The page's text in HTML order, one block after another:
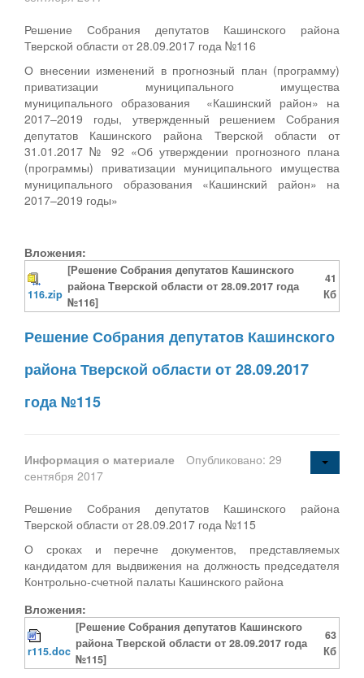
Решение Собрания депутатов Кашинского района
Тверской области от 28.09.2017 года №116
О внесении изменений в прогнозный план (программу)
приватизации муниципального имущества
муниципального образования «Кашинский район» на
2017–2019 годы, утвержденный решением Собрания
депутатов Кашинского района Тверской области от
31.01.2017 № 92 «Об утверждении прогнозного плана
(программы) приватизации муниципального имущества
муниципального образования «Кашинский район» на
2017–2019 годы»
Вложения:
116.zip
[Решение Собрания депутатов Кашинского
района Тверской области от 28.09.2017 года
№116]
41
Кб
Решение Собрания депутатов Кашинского
района Тверской области от 28.09.2017
года №115
Информация о материале
Опубликовано: 29
сентября 2017
Решение Собрания депутатов Кашинского района
Тверской области от 28.09.2017 года №115
О сроках и перечне документов, представляемых
кандидатом для выдвижения на должность председателя
Контрольно-счетной палаты Кашинского района
Вложения:
r115.doc
[Решение Собрания депутатов Кашинского
района Тверской области от 28.09.2017 года
№115]
63
Кб